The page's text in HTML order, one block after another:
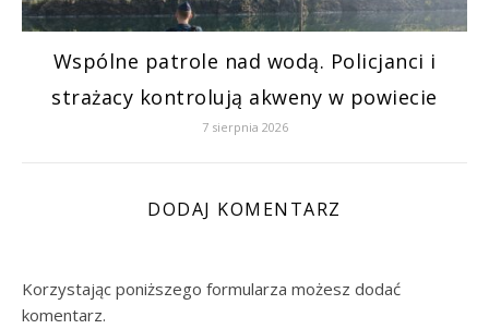
Wspólne patrole nad wodą. Policjanci i
strażacy kontrolują akweny w powiecie
7 sierpnia 2026
DODAJ KOMENTARZ
Korzystając poniższego formularza możesz dodać
komentarz.